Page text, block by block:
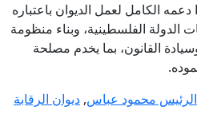
دعمه الكامل لعمل الديوان باعتباره
الفلسطينية، وبناء منظومة
القانون، بما يخدم مصلحة
الرئيس محمود عباس, ديوان الرقابة